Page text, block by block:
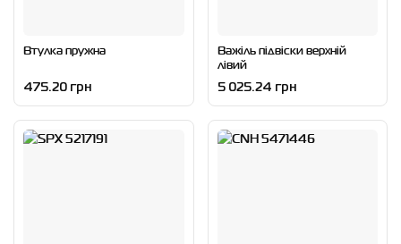
Втулка пружна
475.20 грн
Важіль підвіски верхній
лівий
5 025.24 грн